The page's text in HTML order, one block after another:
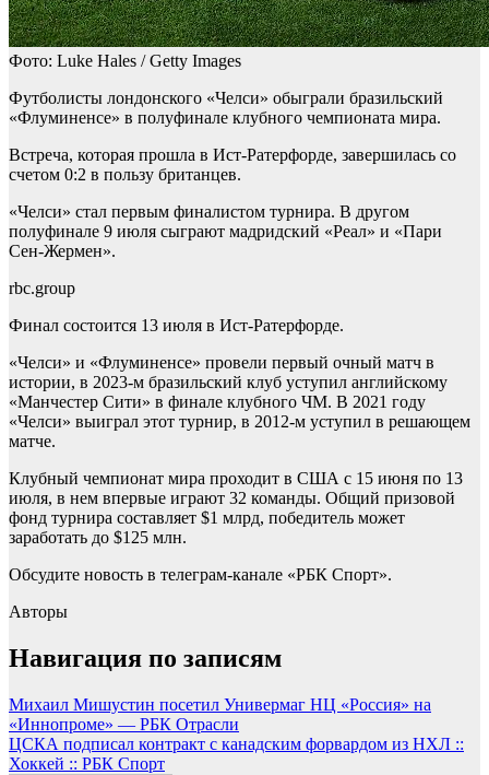
Фото: Luke Hales / Getty Images
Футболисты лондонского «Челси» обыграли бразильский
«Флуминенсе» в полуфинале клубного чемпионата мира.
Встреча, которая прошла в Ист-Ратерфорде, завершилась со
счетом 0:2 в пользу британцев.
«Челси» стал первым финалистом турнира. В другом
полуфинале 9 июля сыграют мадридский «Реал» и «Пари
Сен-Жермен».
rbc.group
Финал состоится 13 июля в Ист-Ратерфорде.
«Челси» и «Флуминенсе» провели первый очный матч в
истории, в 2023-м бразильский клуб уступил английскому
«Манчестер Сити» в финале клубного ЧМ. В 2021 году
«Челси» выиграл этот турнир, в 2012-м уступил в решающем
матче.
Клубный чемпионат мира проходит в США с 15 июня по 13
июля, в нем впервые играют 32 команды. Общий призовой
фонд турнира составляет $1 млрд, победитель может
заработать до $125 млн.
Обсудите новость в телеграм-канале «РБК Спорт».
Авторы
Навигация по записям
Михаил Мишустин посетил Универмаг НЦ «Россия» на
«Иннопроме» — РБК Отрасли
ЦСКА подписал контракт с канадским форвардом из НХЛ ::
Хоккей :: РБК Спорт